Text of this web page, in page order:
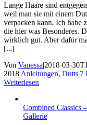
Lange Haare sind
weil man sie mit einem
verpacken kann. Ich habe
die hier was Besonderes.
wirklich gut. Aber dafür
[...]
Von Vanessa|2018-03-
2018|Anleitungen, Dutts|7
Weiterlesen
Combined Classics
Gallerie